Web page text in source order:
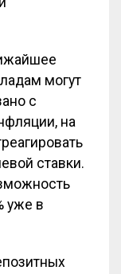
могут
с
на
ставки.
уже в